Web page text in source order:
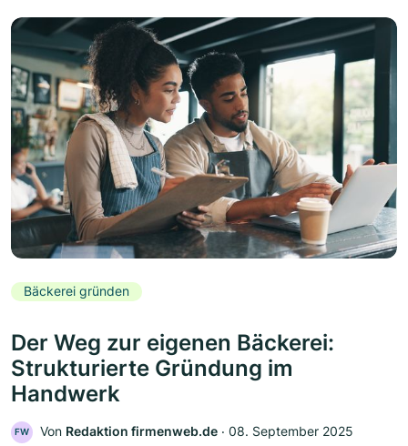
Bäckerei gründen
Der Weg zur eigenen Bäckerei:
Strukturierte Gründung im
Handwerk
FW Von Redaktion firmenweb.de ‧ 08. September 2025